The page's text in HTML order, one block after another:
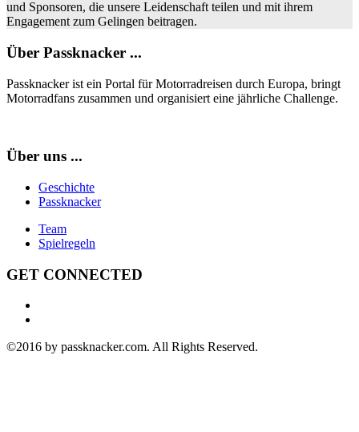
und Sponsoren, die unsere Leidenschaft teilen und mit ihrem
Engagement zum Gelingen beitragen.
Über Passknacker ...
Passknacker ist ein Portal für Motorradreisen durch Europa, bringt
Motorradfans zusammen und organisiert eine jährliche Challenge.
Über uns ...
Geschichte
Passknacker
Team
Spielregeln
GET CONNECTED
©2016 by passknacker.com. All Rights Reserved.